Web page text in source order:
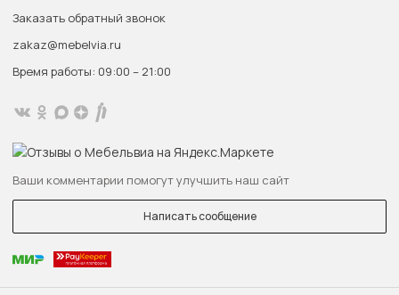
Заказать обратный звонок
zakaz@mebelvia.ru
Время работы: 09:00 – 21:00
Ваши комментарии помогут улучшить наш сайт
Написать сообщение